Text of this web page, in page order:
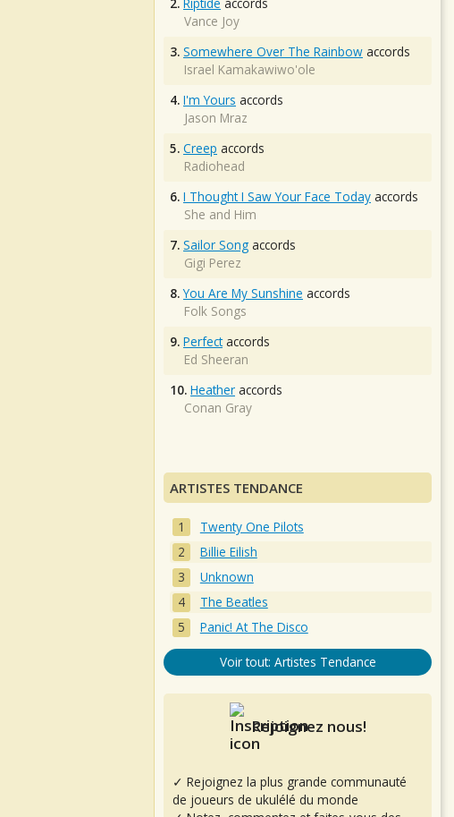
Vance Joy
3. Somewhere Over The Rainbow accords
Israel Kamakawiwo'ole
4. I'm Yours accords
Jason Mraz
5. Creep accords
Radiohead
6. I Thought I Saw Your Face Today accords
She and Him
7. Sailor Song accords
Gigi Perez
8. You Are My Sunshine accords
Folk Songs
9. Perfectaccords
Ed Sheeran
10. Heather accords
Conan Gray
ARTISTES TENDANCE
Twenty One Pilots
Billie Eilish
Unknown
The Beatles
Panic! At The Disco
Voir tout: Artistes Tendance
Rejoignez nous!
✓ Rejoignez la plus grande communauté
de joueurs de ukulélé du monde